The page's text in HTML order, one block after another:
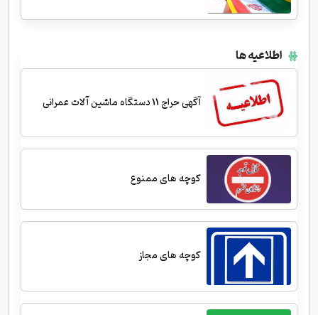
اطلاعیه ها
آگهی حراج 11 دستگاه ماشین آلات عمرانی
کوچه های ممنوع
کوچه های مجاز